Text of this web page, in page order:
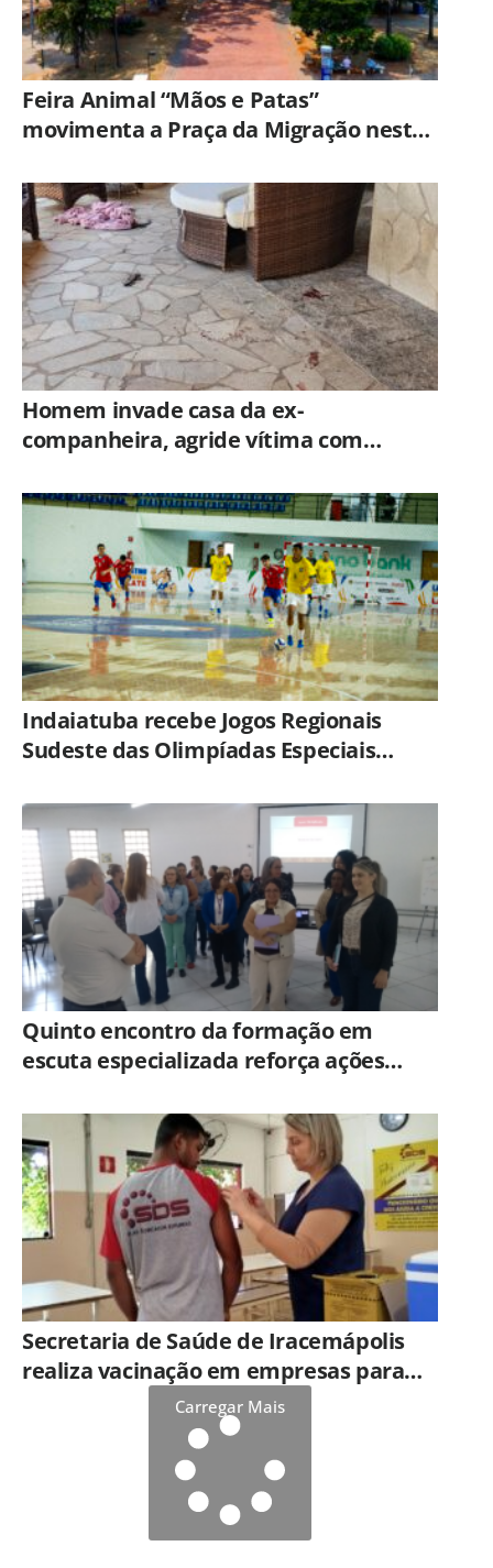
Feira Animal “Mãos e Patas”
movimenta a Praça da Migração neste
Homem invade casa da ex-
companheira, agride vítima com
GCM de Limeira
Indaiatuba recebe Jogos Regionais
Sudeste das Olimpíadas Especiais
Quinto encontro da formação em
escuta especializada reforça ações
adolescentes em Americana
Secretaria de Saúde de Iracemápolis
realiza vacinação em empresas para
ampliar imunizaçãoCarregar Mais